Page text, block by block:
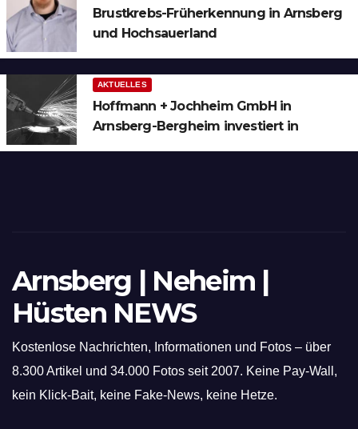
Brustkrebs-Früherkennung in Arnsberg
und Hochsauerland
AKTUELLES
Hoffmann + Jochheim GmbH in
Arnsberg-Bergheim investiert in
Arnsberg | Neheim |
Hüsten NEWS
Kostenlose Nachrichten, Informationen und Fotos – über
8.300 Artikel und 34.000 Fotos seit 2007. Keine Pay-Wall,
kein Klick-Bait, keine Fake-News, keine Hetze.